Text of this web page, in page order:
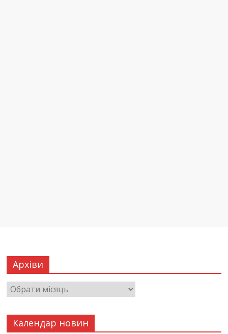
Архіви
Календар новин